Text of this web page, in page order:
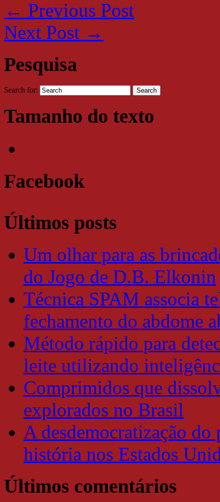
← Previous Post
Next Post →
Pesquisa
Search for:
Tamanho do texto
Facebook
Últimos posts
Um olhar para as
do Jogo de D.B. Elkonin
Técnica SPAM associa
fechamento do abdome
Método rápido para
leite utilizando
Comprimidos que
explorados no Brasil
A desdemocratização do
história nos Estados
Últimos comentários